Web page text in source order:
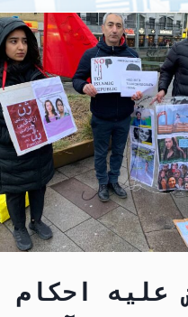
را
به
صلیب
سرخ
تحویل
داد
علیه احکام